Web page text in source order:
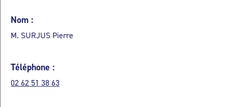
Nom :
M. SURJUS Pierre
Téléphone :
02 62 51 38 63